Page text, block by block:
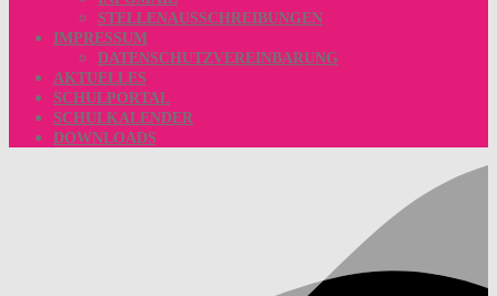
STELLENAUSSCHREIBUNGEN
IMPRESSUM
DATENSCHUTZVEREINBARUNG
AKTUELLES
SCHULPORTAL
SCHULKALENDER
DOWNLOADS